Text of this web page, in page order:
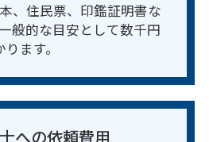
、住民票、印鑑証明書な
般的な目安として数千円
ます。
への依頼費用